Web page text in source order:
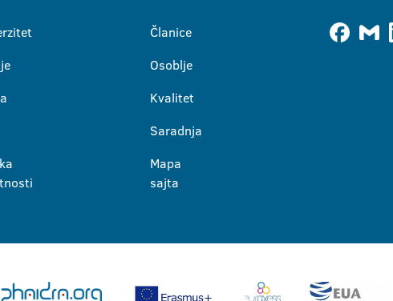
Članice
Osoblje
Kvalitet
Saradnja
Mapa
sajta